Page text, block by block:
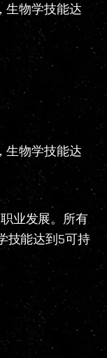
生物学技能达
生物学技能达
业发展。所有
技能达到5可持